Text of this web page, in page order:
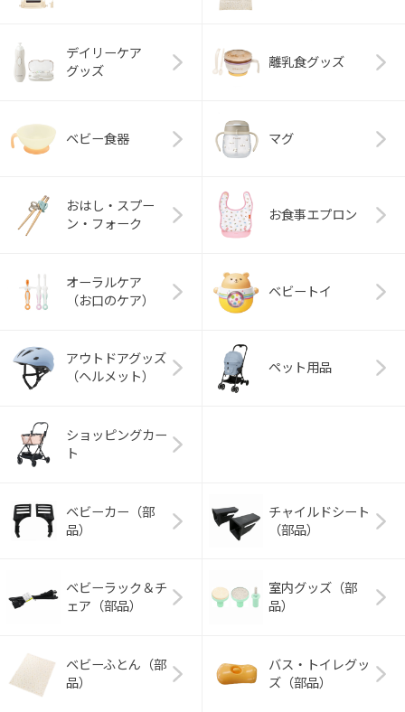
デイリーケア
グッズ
離乳食グッズ
ベビー食器 マグ
おはし・スプー
ン・フォーク
お食事エプロン
オーラルケア
（お口のケア）
ベビートイ
アウトドアグッズ
（ヘルメット）
ペット用品
ショッピングカー
ト
ベビーカー（部
品）
チャイルドシート
（部品）
ベビーラック＆チ
ェア（部品）
室内グッズ（部
品）
ベビーふとん（部
品）
バス・トイレグッ
ズ（部品）